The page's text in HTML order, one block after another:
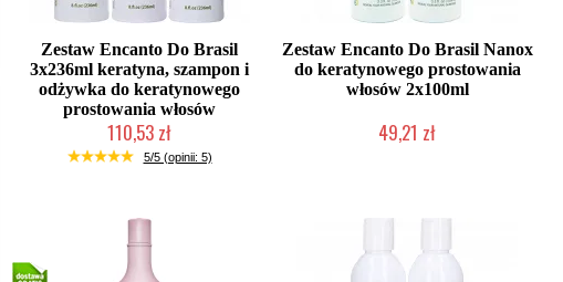
Zestaw Encanto Do Brasil
3x236ml keratyna, szampon i
odżywka do keratynowego
prostowania włosów
110,53 zł
Duża ilość (wysyłka w 24h)
5/5 (opinii: 5)
Zestaw Encanto Do Brasil Nanox
do keratynowego prostowania
włosów 2x100ml
49,21 zł